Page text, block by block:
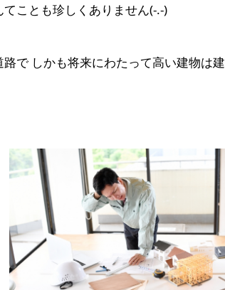
ことも珍しくありません(-.-)
で しかも将来にわたって高い建物は建